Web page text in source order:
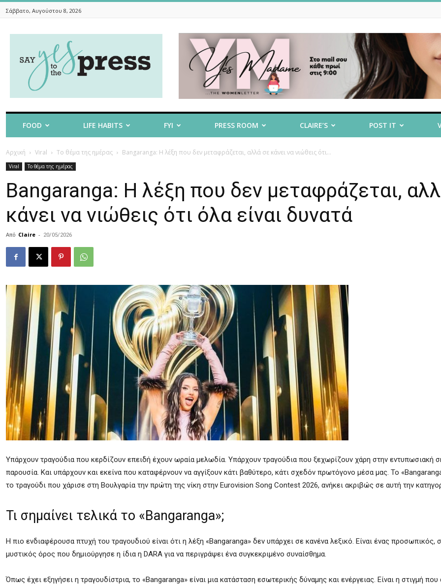
Σάββατο, Αυγούστου 8, 2026
To
The
FOOD LIFE HABITS FYI PRESS ROOM CLAIRE’S POST IT
Αρχική Viral Το θέμα της ημέρας Bangaranga: Η λέξη που δεν μεταφράζεται, αλλά σε κάνει να νιώθεις ότι...
Viral Το θέμα της ημέρας
Bangaranga: Η λέξη που δεν μεταφράζεται,
κάνει να νιώθεις ότι όλα είναι δυνατά
Από Claire - 20/05/2026
Υπάρχουν τραγούδια που κερδίζουν επειδή έχουν ωραία μελωδία. Υπάρχουν τραγούδια που ξεχωρίζουν χάρη στην εντυπωσιακή
παρουσία. Και υπάρχουν και εκείνα που καταφέρνουν να αγγίξουν κάτι βαθύτερο, κάτι σχεδόν πρωτόγονο μέσα μας. Το
το τραγούδι που χάρισε στη Βουλγαρία την πρώτη της νίκη στην Eurovision Song Contest 2026, ανήκει ακριβώς σε αυτή την
Τι σημαίνει τελικά το «Bangaranga»;
Η πιο ενδιαφέρουσα πτυχή του τραγουδιού είναι ότι η λέξη «Bangaranga» δεν υπάρχει σε κανένα λεξικό. Είναι ένας προσωπικός,
μυστικός όρος που δημιούργησε η ίδια η DARA για να περιγράψει ένα συγκεκριμένο συναίσθημα.
Όπως έχει εξηγήσει η τραγουδίστρια, το «Bangaranga» είναι μια κατάσταση εσωτερικής δύναμης και ενέργειας. Είναι η στιγμή